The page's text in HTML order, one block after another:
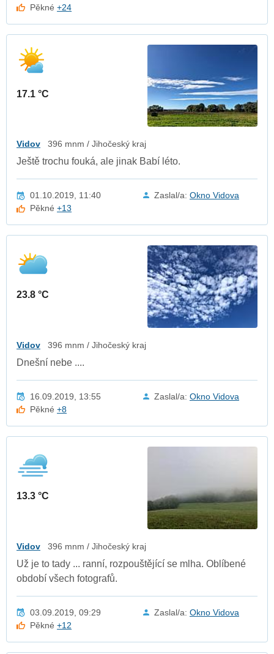
Pěkné+24
17.1 °C
Vidov 396 mnm / Jihočeský kraj
Ještě trochu fouká, ale jinak Babí léto.
01.10.2019, 11:40 Zaslal/a: Okno Vidova
Pěkné+13
23.8 °C
Vidov 396 mnm / Jihočeský kraj
Dnešní nebe ....
16.09.2019, 13:55 Zaslal/a: Okno Vidova
Pěkné+8
13.3 °C
Vidov 396 mnm / Jihočeský kraj
Už je to tady ... ranní, rozpouštějící se mlha. Oblíbené
období všech fotografů.
03.09.2019, 09:29 Zaslal/a: Okno Vidova
Pěkné+12